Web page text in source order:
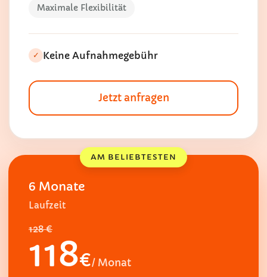
Maximale Flexibilität
✓ Keine Aufnahmegebühr
Jetzt anfragen
AM BELIEBTESTEN
6 Monate
Laufzeit
128 €
118€/ Monat